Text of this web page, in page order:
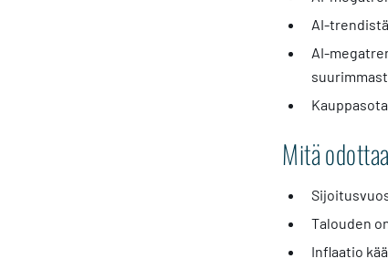
AI-
AI-
Mitä
Talouden
Inflaatio